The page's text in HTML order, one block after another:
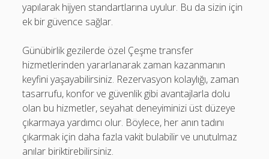
yapılarak hijyen standartlarına uyulur. Bu da sizin için
ek bir güvence sağlar.
Günübirlik gezilerde özel Çeşme transfer
hizmetlerinden yararlanarak zaman kazanmanın
keyfini yaşayabilirsiniz. Rezervasyon kolaylığı, zaman
tasarrufu, konfor ve güvenlik gibi avantajlarla dolu
olan bu hizmetler, seyahat deneyiminizi üst düzeye
çıkarmaya yardımcı olur. Böylece, her anın tadını
çıkarmak için daha fazla vakit bulabilir ve unutulmaz
anılar biriktirebilirsiniz.